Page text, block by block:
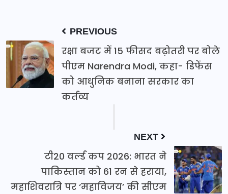
PREVIOUS
रक्षा बजट में 15 फीसद बढ़ोतरी पर बोले
पीएम Narendra Modi, कहा- डिफेंस
को आधुनिक बनाना सरकार का
कर्तव्य
NEXT
टी20 वर्ल्ड कप 2026: भारत ने
पाकिस्तान को 61 रन से हराया,
महाशिवरात्रि पर ‘महाविजय’ की सीएम